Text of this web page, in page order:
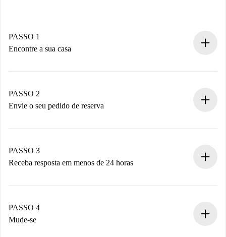
PASSO 1
Encontre a sua casa
Você tem todas as informações necessárias
antecipadamente.
PASSO 2
Envie o seu pedido de reserva
Não cobramos nada até que o proprietário confirme.
PASSO 3
Receba resposta em menos de 24 horas
proprietário.
Se recusada: não cobraremos nada e ofereceremos
PASSO 4
Mude-se